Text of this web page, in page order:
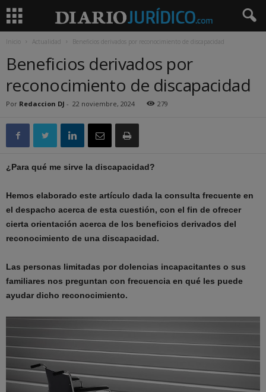
Inicio Actualidad Beneficios derivados por reconocimiento de discapacidad
Beneficios derivados por
reconocimiento de discapacidad
Por Redaccion DJ - 22 noviembre, 2024 279
¿Para qué me sirve la discapacidad?
Hemos elaborado este artículo dada la consulta frecuente en
el despacho acerca de esta cuestión, con el fin de ofrecer
cierta orientación acerca de los beneficios derivados del
reconocimiento de una discapacidad.
Las personas limitadas por dolencias incapacitantes o sus
familiares nos preguntan con frecuencia en qué les puede
ayudar dicho reconocimiento.